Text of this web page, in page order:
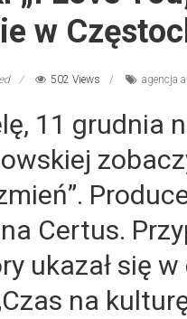
w
502 Views agencja
11 grudnia
Certus.
ukazał się
na